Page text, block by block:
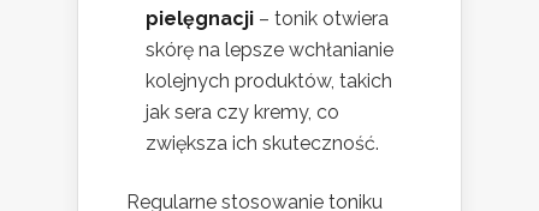
pielęgnacji – tonik otwiera
skórę na lepsze wchłanianie
kolejnych produktów, takich
jak sera czy kremy, co
zwiększa ich skuteczność.
Regularne stosowanie toniku